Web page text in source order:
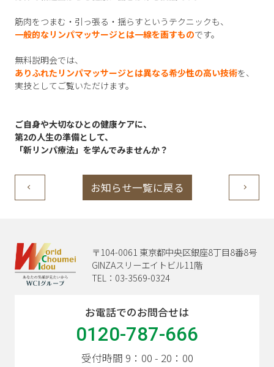
筋肉をつまむ・引っ張る・揺らすというテクニックも、
一般的なリンパマッサージとは一線を画すものです。
無料説明会では、
ありふれたリンパマッサージとは異なる希少性の高い技術を、
実技としてご覧いただけます。
ご自身や大切なひとの健康ケアに、
第2の人生の準備として、
「新リンパ療法」を学んでみませんか？
お知らせ一覧に戻る
〒104-0061 東京都中央区銀座8丁目8番8号
GINZAスリーエイトビル11階
TEL：03-3569-0324
お電話でのお問合せは
0120-787-666
受付時間 9：00 - 20：00